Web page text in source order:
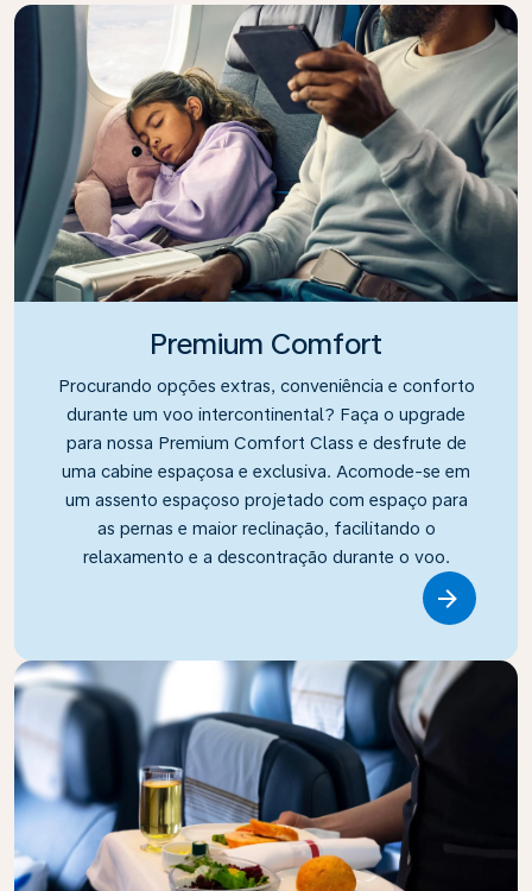
Premium Comfort
Procurando opções extras, conveniência e conforto
durante um voo intercontinental? Faça o upgrade
para nossa Premium Comfort Class e desfrute de
uma cabine espaçosa e exclusiva. Acomode-se em
um assento espaçoso projetado com espaço para
as pernas e maior reclinação, facilitando o
relaxamento e a descontração durante o voo.